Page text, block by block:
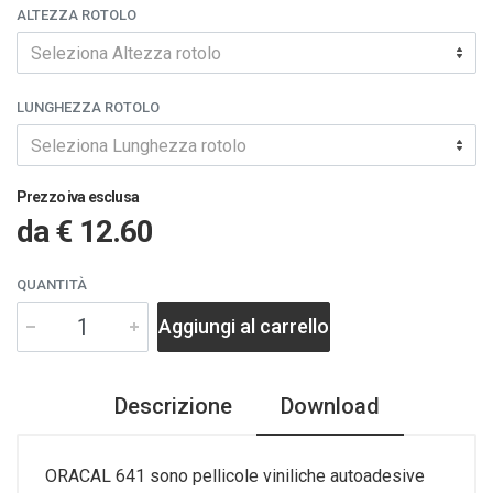
ALTEZZA ROTOLO
Seleziona Altezza rotolo
LUNGHEZZA ROTOLO
Seleziona Lunghezza rotolo
Prezzo iva esclusa
da€ 12.60
QUANTITÀ
Aggiungi al carrello
Descrizione Download
ORACAL 641 sono pellicole viniliche autoadesive